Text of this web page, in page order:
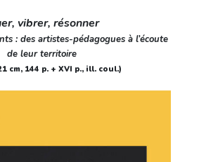
vibrer, résonner
: des artistes-pédagogues à l’écoute
de leur territoire
cm, 144 p. + XVI p., ill. coul.)